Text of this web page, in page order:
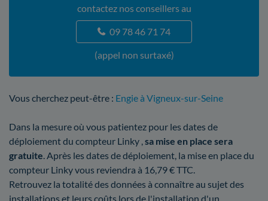
contactez nos conseillers au
09 78 46 71 74
(appel non surtaxé)
Vous cherchez peut-être : Engie à Vigneux-sur-Seine
Dans la mesure où vous patientez pour les dates de
déploiement du compteur Linky ,sa mise en place sera
gratuite. Après les dates de déploiement, la mise en place du
compteur Linky vous reviendra à 16,79 € TTC.
Retrouvez la totalité des données à connaître au sujet des
installations et leurs coûts lors de l'installation d'un